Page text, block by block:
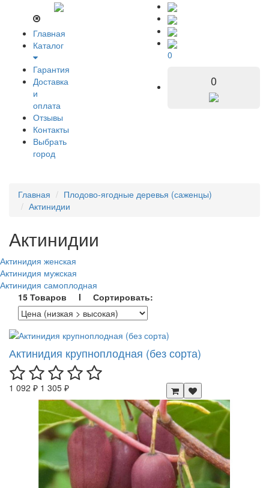
Главная
Каталог
Гарантия
Доставка
и
оплата
Отзывы
Контакты
Выбрать
город
0
0
Главная
Плодово-ягодные деревья (саженцы)
Актинидии
Актинидии
Актинидия женская
Актинидия мужская
Актинидия самоплодная
15 Товаров I Сортировать:
Актинидия крупноплодная (без сорта)
1 092 ₽ 1 305 ₽